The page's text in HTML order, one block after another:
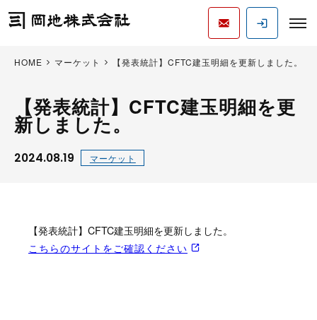
HOME マーケット 【発表統計】CFTC建玉明細を更新しました。
【発表統計】CFTC建玉明細を更
新しました。
2024.08.19 マーケット
【発表統計】CFTC建玉明細を更新しました。
こちらのサイトをご確認ください